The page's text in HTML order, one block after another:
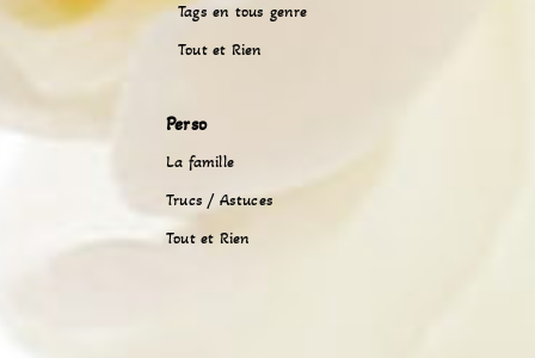
Tags en tous genre
Tout et Rien
Perso
La famille
Trucs / Astuces
Tout et Rien